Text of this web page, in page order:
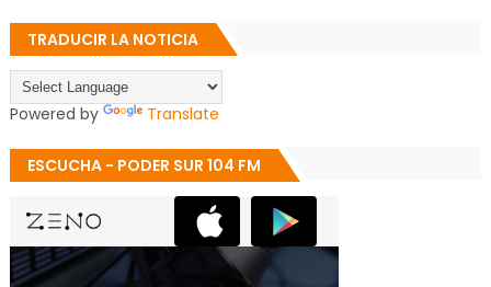
TRADUCIR LA NOTICIA
Powered by Translate
ESCUCHA - PODER SUR 104 FM